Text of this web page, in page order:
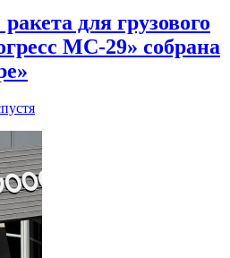
для грузового
МС-29» собрана